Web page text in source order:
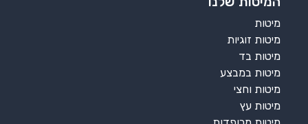
מיטות
מיטות זוגיות
מיטות בד
מיטות במבצע
מיטות וחצי
מיטות עץ